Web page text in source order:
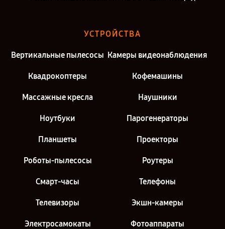
УСТРОЙСТВА
Вертикальные пылесосы Камеры видеонаблюдения
Квадрокоптеры Кофемашины
Массажные кресла Наушники
Ноутбуки Парогенераторы
Планшеты Проекторы
Роботы-пылесосы Роутеры
Смарт-часы Телефоны
Телевизоры Экшн-камеры
Электросамокаты Фотоаппараты